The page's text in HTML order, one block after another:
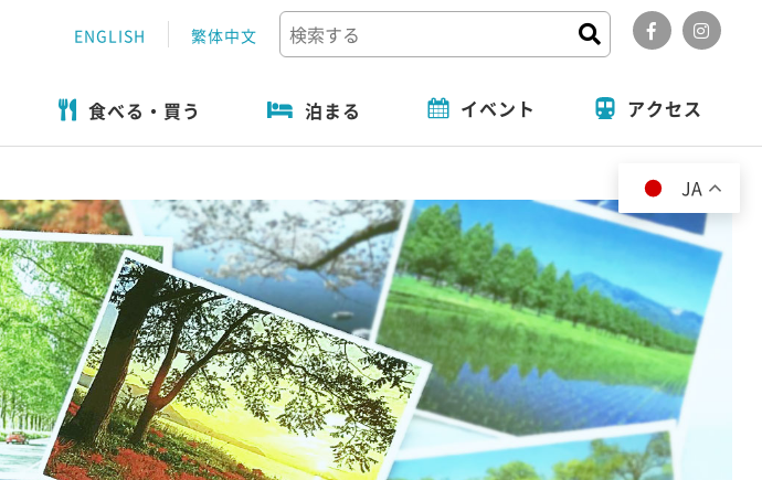
ENGLISH 繁体中文
食べる・買う 泊まる イベント アクセス
JA